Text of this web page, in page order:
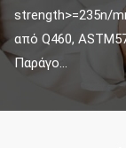
strength>=235n/
από Q460,
Παράγο...